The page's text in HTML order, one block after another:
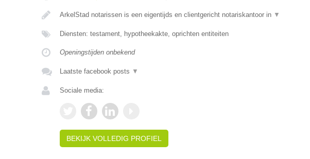
ArkelStad notarissen is een eigentijds en clientgericht notariskantoor in ▼
Diensten: testament, hypotheekakte, oprichten entiteiten
Openingstijden onbekend
Laatste facebook posts ▼
Sociale media:
BEKIJK VOLLEDIG PROFIEL